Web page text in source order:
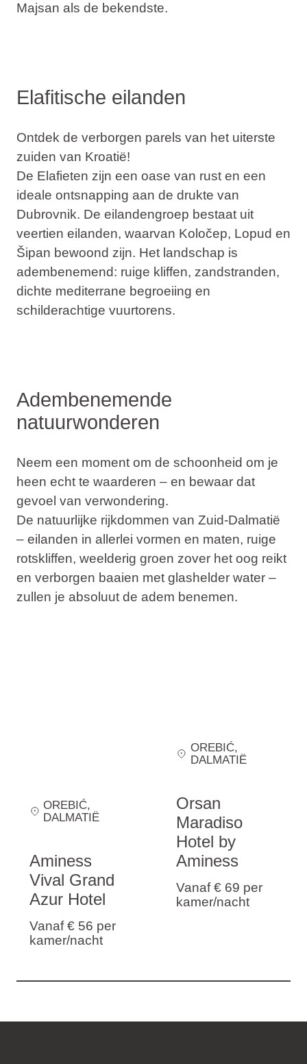
Majsan als de bekendste.
Elafitische eilanden
Ontdek de verborgen parels van het uiterste
zuiden van Kroatië!
De Elafieten zijn een oase van rust en een
ideale ontsnapping aan de drukte van
Dubrovnik. De eilandengroep bestaat uit
veertien eilanden, waarvan Koločep, Lopud en
Šipan bewoond zijn. Het landschap is
adembenemend: ruige kliffen, zandstranden,
dichte mediterrane begroeiing en
schilderachtige vuurtorens.
Adembenemende
natuurwonderen
Neem een moment om de schoonheid om je
heen echt te waarderen – en bewaar dat
gevoel van verwondering.
De natuurlijke rijkdommen van Zuid-Dalmatië
– eilanden in allerlei vormen en maten, ruige
rotskliffen, weelderig groen zover het oog reikt
en verborgen baaien met glashelder water –
zullen je absoluut de adem benemen.
OREBIĆ,
DALMATIË
Aminess
Vival Grand
Azur Hotel
Vanaf € 56 per
kamer/nacht
OREBIĆ,
DALMATIË
Orsan
Maradiso
Hotel by
Aminess
Vanaf € 69 per
kamer/nacht